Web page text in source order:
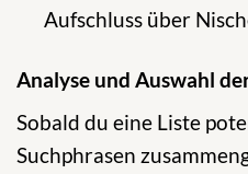
Aufschluss über
Analyse und Auswahl
Sobald du eine Liste
Suchphrasen